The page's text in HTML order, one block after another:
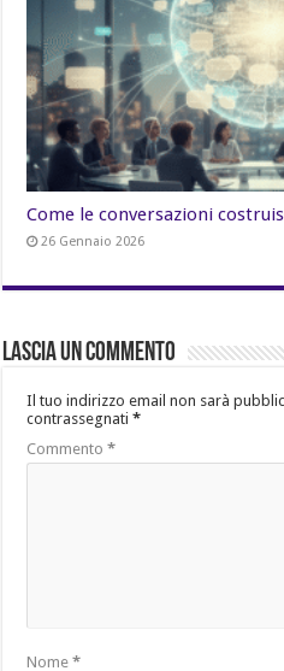
Come le conversazioni
26 Gennaio 2026
Lascia un commento
Il tuo indirizzo email non sarà
contrassegnati*
Commento*
Nome*